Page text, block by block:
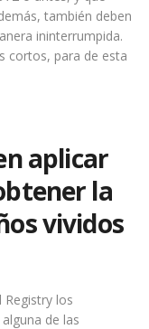
también deben
ininterrumpida.
cortos, para de esta
aplicar
la
vividos
Registry los
de las